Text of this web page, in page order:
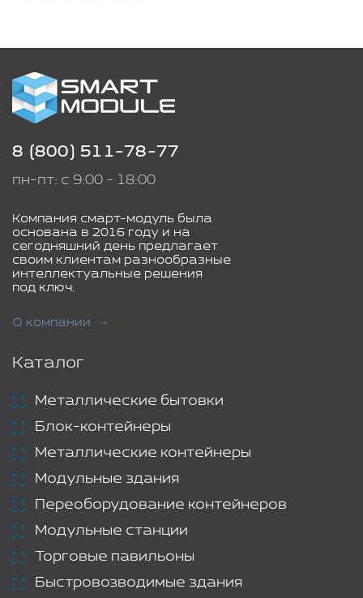
8 (800) 511-78-77
пн-пт: с 9:00 - 18:00
Компания смарт-модуль была
основана в 2016 году и на
сегодняшний день предлагает
своим клиентам разнообразные
интеллектуальные решения
под ключ.
О компании
Каталог
Металлические бытовки
Блок-контейнеры
Металлические контейнеры
Модульные здания
Переоборудование контейнеров
Модульные станции
Торговые павильоны
Быстровозводимые здания